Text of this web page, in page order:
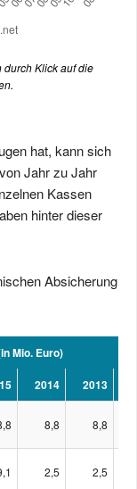
Klick auf die
hat, kann sich
Jahr zu Jahr
Kassen
hinter dieser
Absicherung
Mio. Euro)
2014 2013
8,8 8,8
2,5 2,5